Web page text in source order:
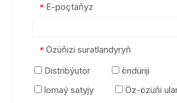
* E-poçtaňyz
* Özüňizi suratlandyryň
Distribýutor
öndüriji
lomaý satyjy
Öz-özüňi